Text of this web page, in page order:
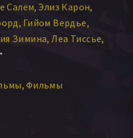
Салем Элиз Карон
Гийом Вердье
Зимина Леа Тиссье
Аврора Судьё
Фильмы